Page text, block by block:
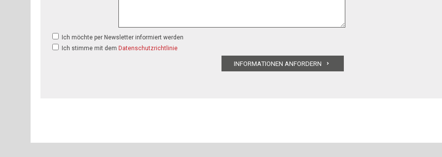
Ich möchte per Newsletter informiert werden
Ich stimme mit dem Datenschutzrichtlinie